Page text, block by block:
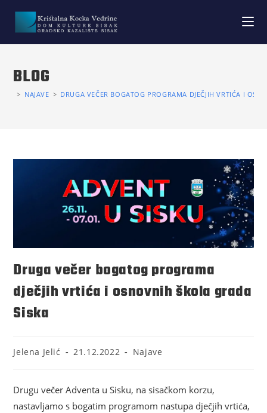
BLOG
> NAJAVE > DRUGA VEČER BOGATOG PROGRAMA DJEČJIH VRTIĆA I
Druga večer bogatog programa
dječjih vrtića i osnovnih škola grada
Siska
Jelena Jelić 21.12.2022 Najave
Drugu večer Adventa u Sisku, na sisačkom korzu,
nastavljamo s bogatim programom nastupa dječjih vrtića,